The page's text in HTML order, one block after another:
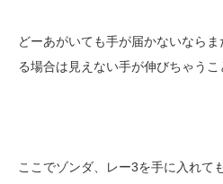
どーあがいても手が届かないなら
る場合は見えない手が伸びちゃうこ
ここでゾンダ、レー3を手に入れて